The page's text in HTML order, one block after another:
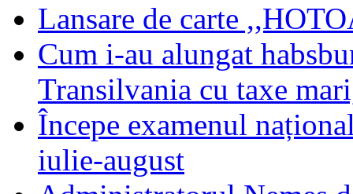
Lansare de carte
Cum i-au alungat
Transilvania cu taxe
Începe examenul
iulie-august